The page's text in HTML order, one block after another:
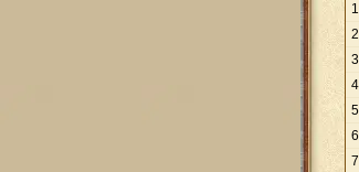
1
2
3
4
5
6
7